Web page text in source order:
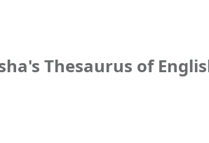
Thesaurus of